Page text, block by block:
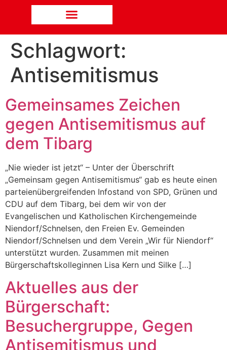
Schlagwort:
Antisemitismus
Gemeinsames Zeichen
gegen Antisemitismus auf
dem Tibarg
„Nie wieder ist jetzt“ – Unter der Überschrift
„Gemeinsam gegen Antisemitismus“ gab es heute einen
parteienübergreifenden Infostand von SPD, Grünen und
CDU auf dem Tibarg, bei dem wir von der
Evangelischen und Katholischen Kirchengemeinde
Niendorf/Schnelsen, den Freien Ev. Gemeinden
Niendorf/Schnelsen und dem Verein „Wir für Niendorf“
unterstützt wurden. Zusammen mit meinen
Bürgerschaftskolleginnen Lisa Kern und Silke […]
Aktuelles aus der
Bürgerschaft:
Besuchergruppe, Gegen
Antisemitismus und